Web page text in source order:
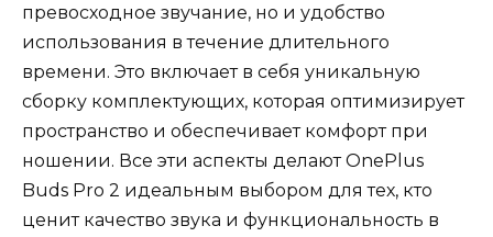
превосходное звучание, но и удобство
использования в течение длительного
времени. Это включает в себя уникальную
сборку комплектующих, которая оптимизирует
пространство и обеспечивает комфорт при
ношении. Все эти аспекты делают OnePlus
Buds Pro 2 идеальным выбором для тех, кто
ценит качество звука и функциональность в